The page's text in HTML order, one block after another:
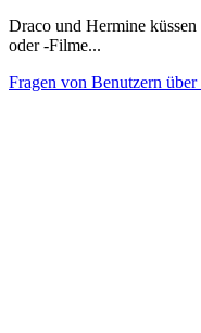
Draco und Hermine
oder -Filme...
Fragen von Benutzern